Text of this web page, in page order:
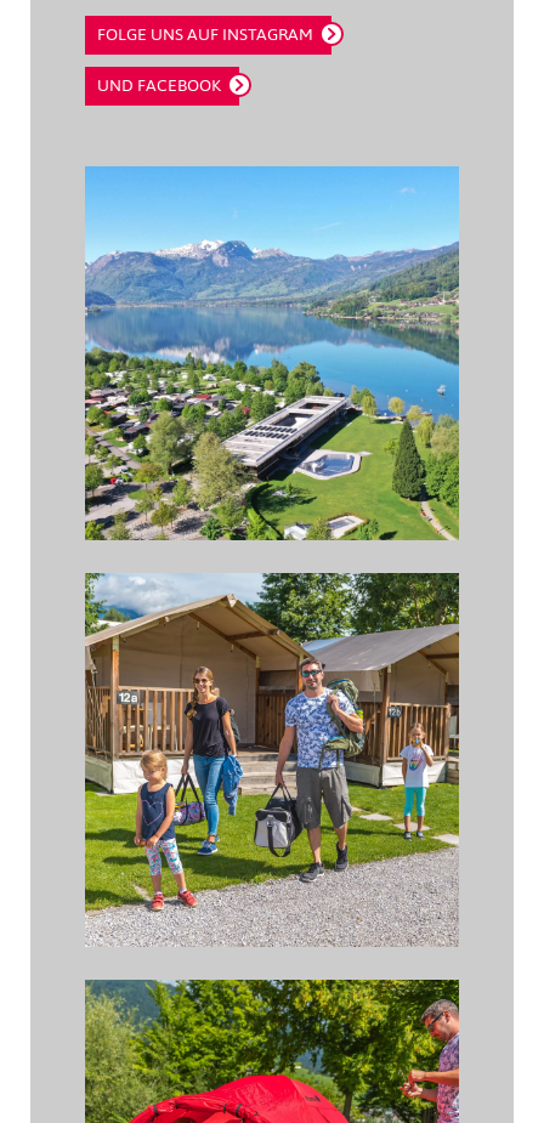
FOLGE UNS AUF INSTAGRAM
UND FACEBOOK